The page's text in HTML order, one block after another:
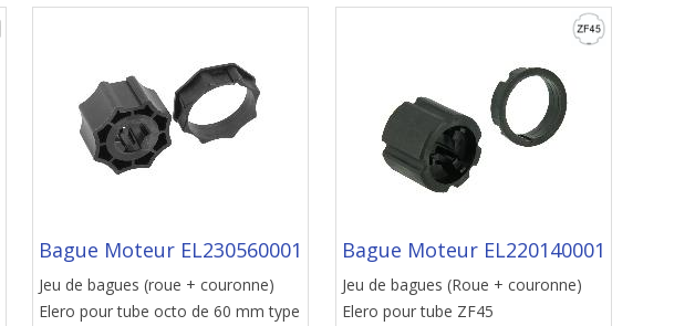
Bague Moteur EL230560001
Jeu de bagues (roue + couronne)
Elero pour tube octo de 60 mm type
Bague Moteur EL220140001
Jeu de bagues (Roue + couronne)
Elero pour tube ZF45